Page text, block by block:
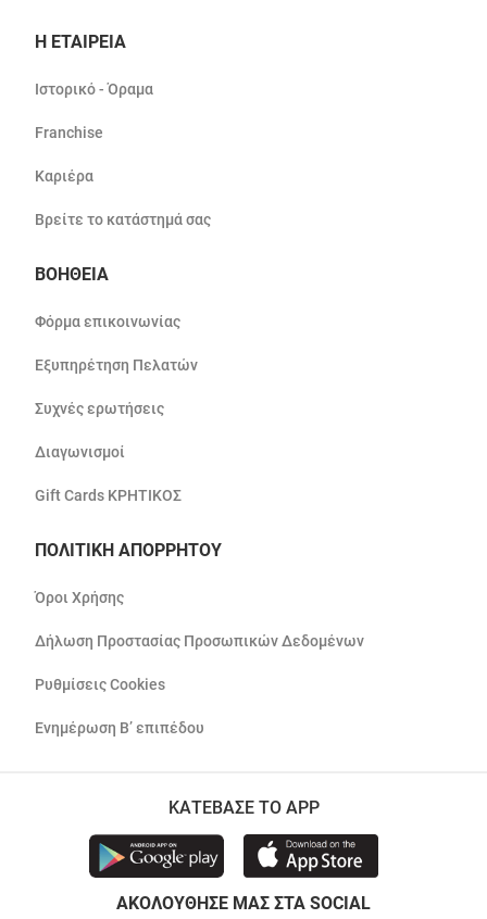
Η ΕΤΑΙΡΕΙΑ
Ιστορικό - Όραμα
Franchise
Καριέρα
Βρείτε το κατάστημά σας
ΒΟΗΘΕΙΑ
Φόρμα επικοινωνίας
Εξυπηρέτηση Πελατών
Συχνές ερωτήσεις
Διαγωνισμοί
Gift Cards ΚΡΗΤΙΚΟΣ
ΠΟΛΙΤΙΚΗ ΑΠΟΡΡΗΤΟΥ
Όροι Χρήσης
Δήλωση Προστασίας Προσωπικών Δεδομένων
Ρυθμίσεις Cookies
Ενημέρωση Β’ επιπέδου
ΚΑΤΕΒΑΣΕ ΤΟ APP
ΑΚΟΛΟΥΘΗΣΕ ΜΑΣ ΣΤΑ SOCIAL